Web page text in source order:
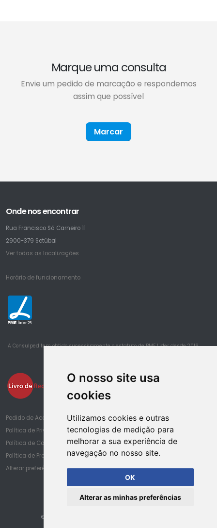
O nosso site usa
cookies
Utilizamos cookies e outras
tecnologias de medição para
melhorar a sua experiência de
navegação no nosso site.
OK
Alterar as minhas preferências
Marque uma consulta
Envie um pedido de marcação e respondemos
assim que possível
Marcar
Onde nos encontrar
Rua Francisco Sá Carneiro 11
2900-379 Setúbal
Ver todas as localizações
Horário de funcionamento
25
A Consulped tem obtido sucessivamente o estatuto de PME Lider desde 2016
Pedido de Acesso à Informação de Saúde
Política de Privacidade
Política de Cookies
Política de Proteção de Dados
Alterar preferências de cookies
© Copyright Consulped. Todos os direitos reservados.